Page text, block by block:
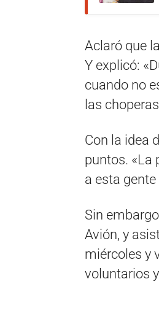
Aclaró que
Y explicó:
cuando no
las
Con la idea
puntos. «La
a esta
Sin
Avión, y
miércoles y
voluntarios